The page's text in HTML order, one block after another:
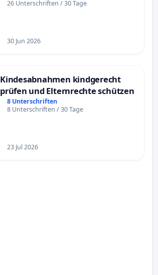
26 Unterschriften / 30 Tage
30 Jun 2026
Kindesabnahmen kindgerecht
prüfen und Elternrechte schützen
8 Unterschriften
8 Unterschriften / 30 Tage
23 Jul 2026